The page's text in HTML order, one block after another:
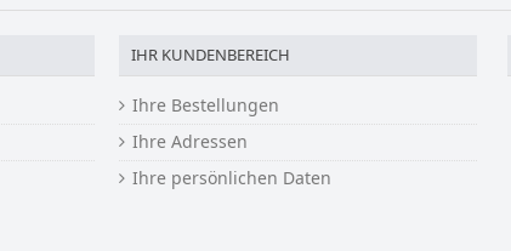
IHR KUNDENBEREICH
Ihre Bestellungen
Ihre Adressen
Ihre persönlichen Daten